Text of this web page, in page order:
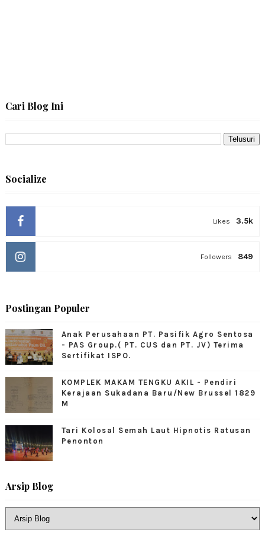
Cari Blog Ini
Socialize
3.5k
Likes
849
Followers
Postingan Populer
Anak Perusahaan PT. Pasifik Agro Sentosa
- PAS Group.( PT. CUS dan PT. JV) Terima
Sertifikat ISPO.
KOMPLEK MAKAM TENGKU AKIL - Pendiri
Kerajaan Sukadana Baru/New Brussel 1829
M
Tari Kolosal Semah Laut Hipnotis Ratusan
Penonton
Arsip Blog